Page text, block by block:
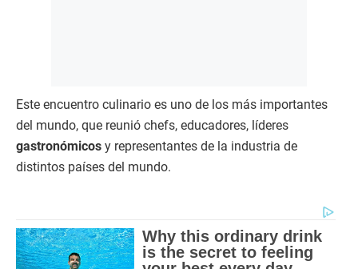
Este encuentro culinario es uno de los más importantes
del mundo, que reunió chefs, educadores, líderes
gastronómicos y representantes de la industria de
distintos países del mundo.